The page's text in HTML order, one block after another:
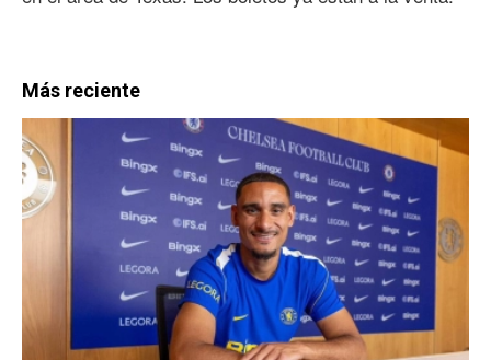
Más reciente